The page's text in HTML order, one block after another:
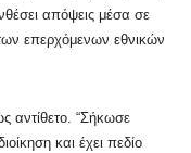
απόψεις μέσα σε
επερχόμενων εθνικών
αντίθετο. “Σήκωσε
και έχει πεδίο